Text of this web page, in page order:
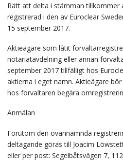
Rätt att delta i stämman tillkommer
registrerad i den av Euroclear
15 september 2017.
Aktieägare som låtit
notariatavdelning eller annan
september 2017 tillfälligt hos
aktierna i eget namn. Aktieägare
hos förvaltaren begära
Anmälan
Förutom den ovannämnda
deltagande göras till Joacim
eller per post: Segelbåtsvägen 7,